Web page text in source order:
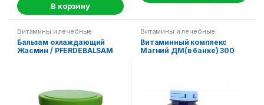
В корзину
Витамины и лечебные
средства
Бальзам охлаждающий
Жасмин / PFERDEBALSAM
Витамины и лечебные
средства
Витаминный комплекс
Магний ДМ(в банке) 300